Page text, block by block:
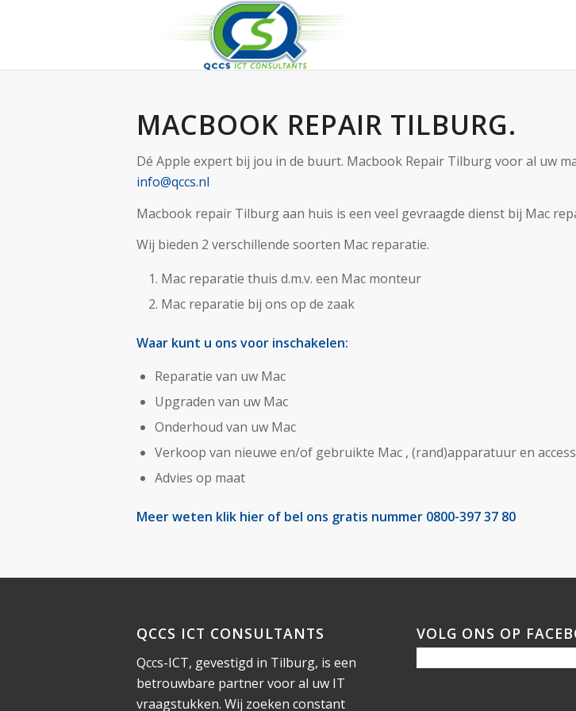
MACBOOK REPAIR TILBURG.
Dé Apple expert bij jou in de buurt. Macbook Repair Tilburg voor al uw
info@qccs.nl
Macbook repair Tilburg aan huis is een veel gevraagde dienst bij Mac
Wij bieden 2 verschillende soorten Mac reparatie.
Mac reparatie thuis d.m.v. een Mac monteur
Mac reparatie bij ons op de zaak
Waar kunt u ons voor inschakelen:
Reparatie van uw Mac
Upgraden van uw Mac
Onderhoud van uw Mac
Verkoop van nieuwe en/of gebruikte Mac , (rand)apparatuur en
Advies op maat
Meer weten klik hier of bel ons gratis nummer 0800-397 37 80
QCCS ICT CONSULTANTS
Qccs-ICT, gevestigd in Tilburg, is een
betrouwbare partner voor al uw IT
vraagstukken. Wij zoeken constant
VOLG ONS OP